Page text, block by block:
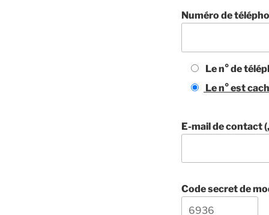
Numéro de
Le n° de
Le n° est
E-mail de contact
Code secret de